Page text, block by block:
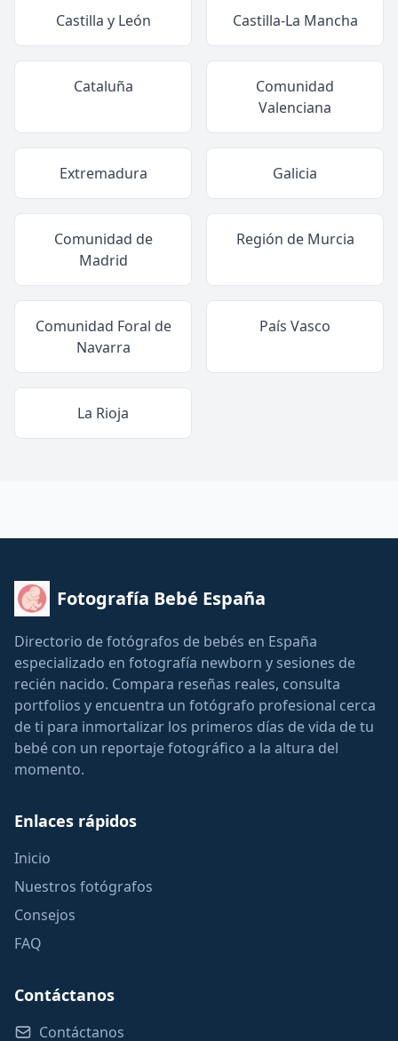
Castilla y León Castilla-La Mancha
Cataluña
Comunidad
Valenciana
Extremadura Galicia
Comunidad de
Madrid
Región de Murcia
Comunidad Foral de
Navarra
País Vasco
La Rioja
Fotografía Bebé España
Directorio de fotógrafos de bebés en España
especializado en fotografía newborn y sesiones de
recién nacido. Compara reseñas reales, consulta
portfolios y encuentra un fotógrafo profesional cerca
de ti para inmortalizar los primeros días de vida de tu
bebé con un reportaje fotográfico a la altura del
momento.
Enlaces rápidos
Inicio
Nuestros fotógrafos
Consejos
FAQ
Contáctanos
Contáctanos